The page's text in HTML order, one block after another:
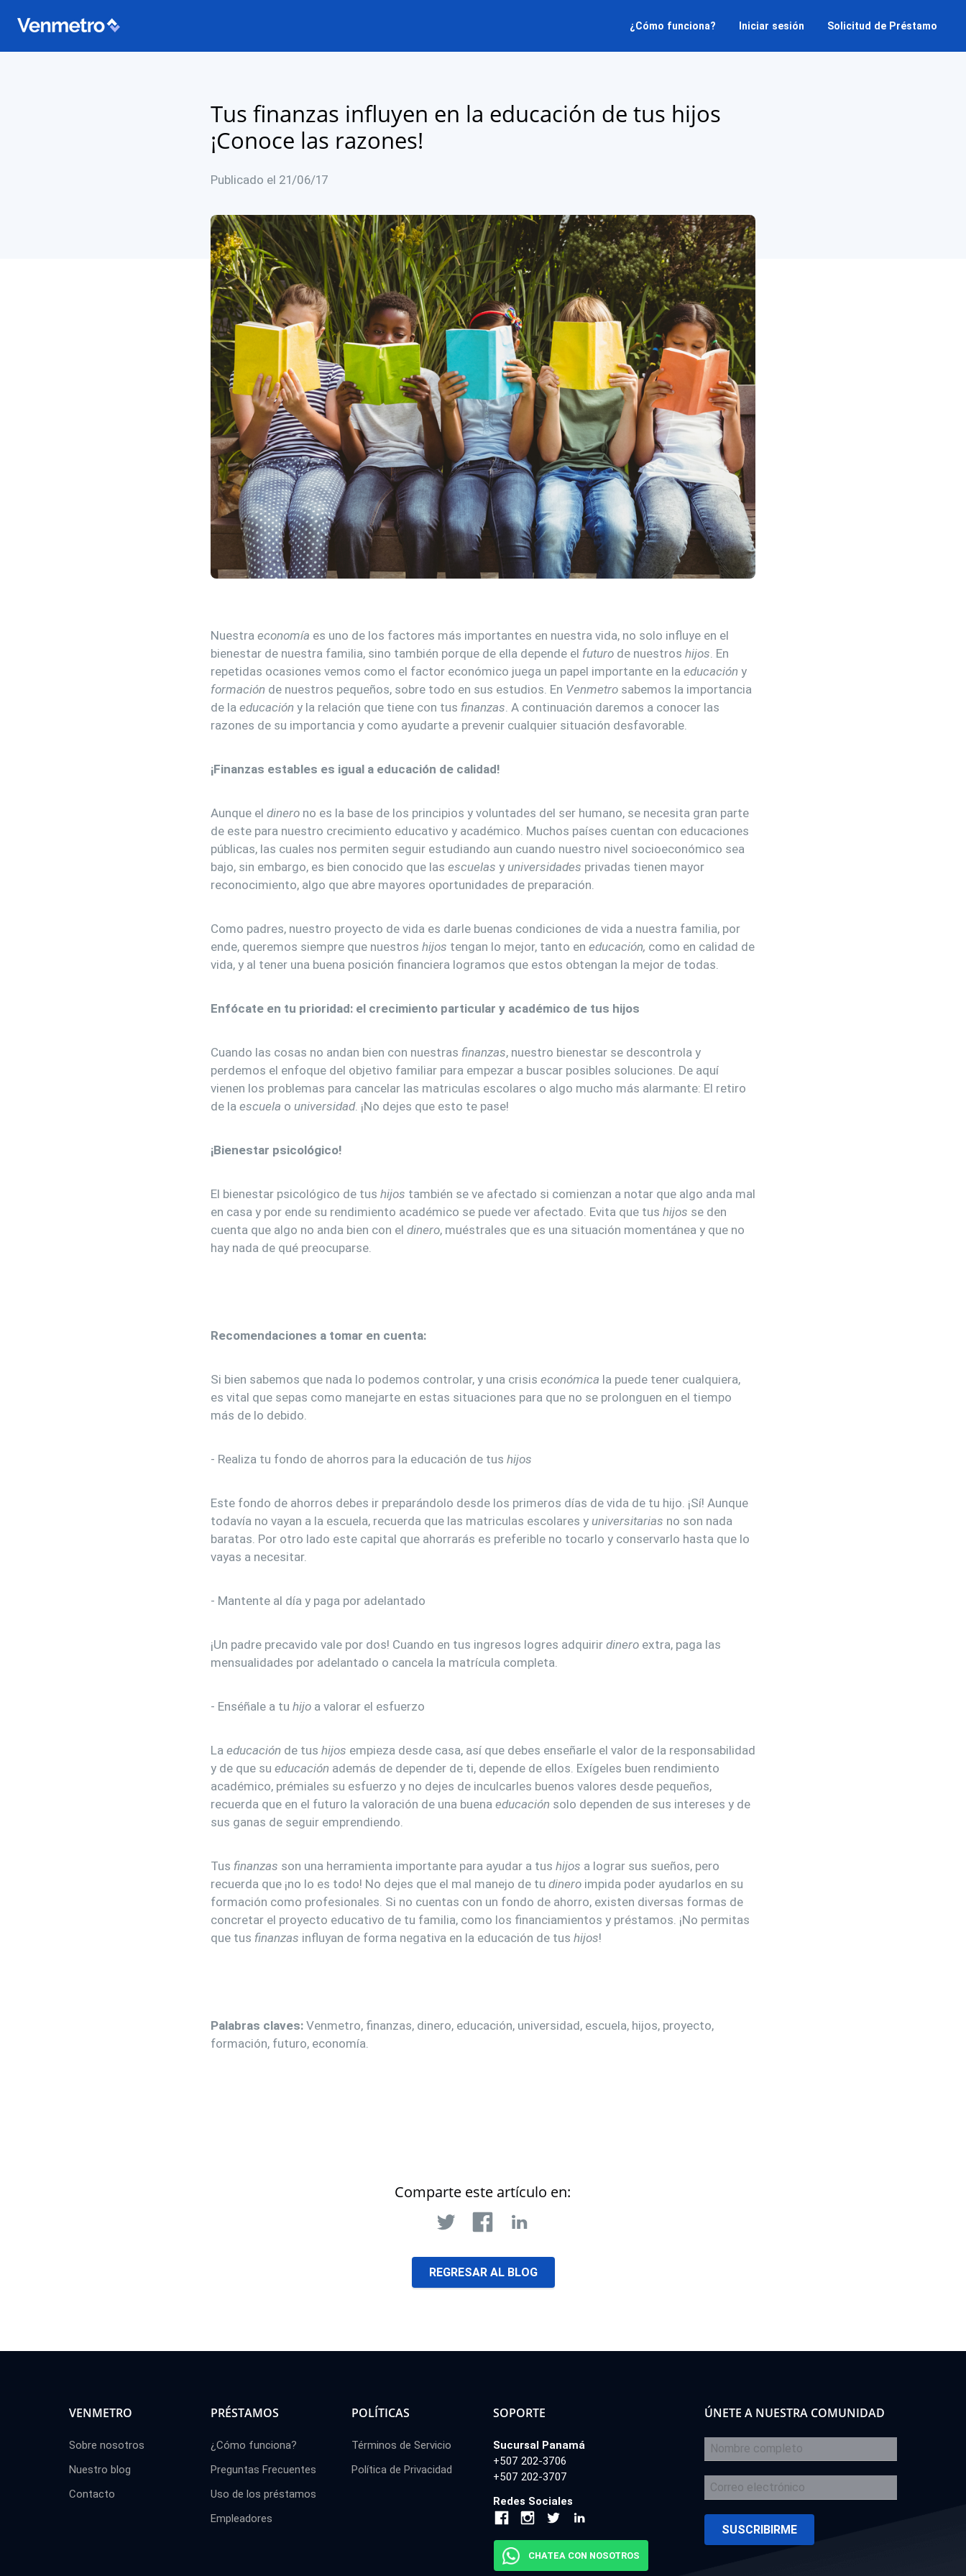
¿Cómo funciona? Iniciar sesión Solicitud de Préstamo
Tus finanzas influyen en la educación de tus hijos
¡Conoce las razones!
Publicado el 21/06/17
Nuestra economía es uno de los factores más importantes en nuestra vida, no solo influye en el
bienestar de nuestra familia, sino también porque de ella depende el futurode nuestros hijos . En
repetidas ocasiones vemos como el factor económico juega un papel importante en la educación y
formación de nuestros pequeños, sobre todo en sus estudios. En Venmetrosabemos la importancia
de la educación y la relación que tiene con tus finanzas . A continuación daremos a conocer las
razones de su importancia y como ayudarte a prevenir cualquier situación desfavorable.
¡Finanzas estables es igual a educación de calidad!
Aunque el dinerono es la base de los principios y voluntades del ser humano, se necesita gran parte
de este para nuestro crecimiento educativo y académico. Muchos países cuentan con educaciones
públicas, las cuales nos permiten seguir estudiando aun cuando nuestro nivel socioeconómico sea
bajo, sin embargo, es bien conocido que las escuelas y universidades privadas tienen mayor
reconocimiento, algo que abre mayores oportunidades de preparación.
Como padres, nuestro proyecto de vida es darle buenas condiciones de vida a nuestra familia, por
ende, queremos siempre que nuestros hijos tengan lo mejor, tanto en educación, como en calidad de
vida, y al tener una buena posición financiera logramos que estos obtengan la mejor de todas.
Enfócate en tu prioridad: el crecimiento particular y académico de tus hijos
Cuando las cosas no andan bien con nuestras finanzas, nuestro bienestar se descontrola y
perdemos el enfoque del objetivo familiar para empezar a buscar posibles soluciones. De aquí
vienen los problemas para cancelar las matriculas escolares o algo mucho más alarmante: El retiro
de la escuela o universidad. ¡No dejes que esto te pase!
¡Bienestar psicológico!
El bienestar psicológico de tus hijos también se ve afectado si comienzan a notar que algo anda mal
en casa y por ende su rendimiento académico se puede ver afectado. Evita que tus hijos se den
cuenta que algo no anda bien con el dinero, muéstrales que es una situación momentánea y que no
hay nada de qué preocuparse.
Recomendaciones a tomar en cuenta:
Si bien sabemos que nada lo podemos controlar, y una crisis económica la puede tener cualquiera,
es vital que sepas como manejarte en estas situaciones para que no se prolonguen en el tiempo
más de lo debido.
- Realiza tu fondo de ahorros para la educación de tus hijos
Este fondo de ahorros debes ir preparándolo desde los primeros días de vida de tu hijo. ¡Sí! Aunque
todavía no vayan a la escuela, recuerda que las matriculas escolares y universitarias no son nada
baratas. Por otro lado este capital que ahorrarás es preferible no tocarlo y conservarlo hasta que lo
vayas a necesitar.
- Mantente al día y paga por adelantado
¡Un padre precavido vale por dos! Cuando en tus ingresos logres adquirir dineroextra, paga las
mensualidades por adelantado o cancela la matrícula completa.
- Enséñale a tu hijoa valorar el esfuerzo
La educación de tus hijos empieza desde casa, así que debes enseñarle el valor de la responsabilidad
y de que su educación además de depender de ti, depende de ellos. Exígeles buen rendimiento
académico, prémiales su esfuerzo y no dejes de inculcarles buenos valores desde pequeños,
recuerda que en el futuro la valoración de una buena educación solo dependen de sus intereses y de
sus ganas de seguir emprendiendo.
Tus finanzas son una herramienta importante para ayudar a tus hijos a lograr sus sueños, pero
recuerda que ¡no lo es todo! No dejes que el mal manejo de tu dineroimpida poder ayudarlos en su
formación como profesionales. Si no cuentas con un fondo de ahorro, existen diversas formas de
concretar el proyecto educativo de tu familia, como los financiamientos y préstamos. ¡No permitas
que tus finanzas influyan de forma negativa en la educación de tus hijos!
Palabras claves:Venmetro, finanzas, dinero, educación, universidad, escuela, hijos, proyecto,
formación, futuro, economía.
Comparte este artículo en:
REGRESAR AL BLOG
VENMETRO
Sobre nosotros
Nuestro blog
Contacto
PRÉSTAMOS
¿Cómo funciona?
Preguntas Frecuentes
Uso de los préstamos
Empleadores
POLÍTICAS
Términos de Servicio
Política de Privacidad
SOPORTE
Sucursal Panamá
+507 202-3706
+507 202-3707
Redes Sociales
CHATEA CON NOSOTROS
ÚNETE A NUESTRA COMUNIDAD